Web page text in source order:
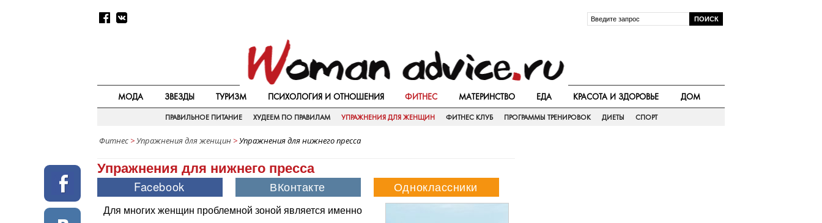
МОДА ЗВЕЗДЫ ТУРИЗМ ПСИХОЛОГИЯ И ОТНОШЕНИЯ ФИТНЕС МАТЕРИНСТВО ЕДА КРАСОТА И ЗДОРОВЬЕ ДОМ
ПРАВИЛЬНОЕ ПИТАНИЕ ХУДЕЕМ ПО ПРАВИЛАМ УПРАЖНЕНИЯ ДЛЯ ЖЕНЩИН ФИТНЕС КЛУБ ПРОГРАММЫ ТРЕНИРОВОК ДИЕТЫ СПОРТ
Фитнес >Упражнения для женщин >Упражнения для нижнего пресса
Упражнения для нижнего пресса
Для многих женщин проблемной зоной является именно